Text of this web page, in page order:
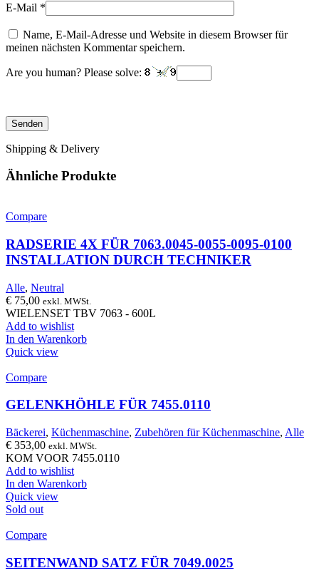
E-Mail *
Name, E-Mail-Adresse und Website in diesem Browser für
meinen nächsten Kommentar speichern.
Are you human? Please solve:
Shipping & Delivery
Ähnliche Produkte
Compare
RADSERIE 4X FÜR 7063.0045-0055-0095-0100
INSTALLATION DURCH TECHNIKER
Alle, Neutral
€ 75,00 exkl. MWSt.
WIELENSET TBV 7063 - 600L
Add to wishlist
In den Warenkorb
Quick view
Compare
GELENKHÖHLE FÜR 7455.0110
Bäckerei, Küchenmaschine, Zubehören für Küchenmaschine, Alle
€ 353,00 exkl. MWSt.
KOM VOOR 7455.0110
Add to wishlist
In den Warenkorb
Quick view
Sold out
Compare
SEITENWAND SATZ FÜR 7049.0025